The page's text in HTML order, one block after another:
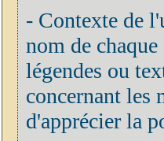
- Contexte de
nom de
légendes ou
concernant les
d'apprécier la